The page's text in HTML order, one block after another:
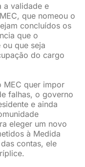
a validade e
que nomeou o
concluídos os
que o
que seja
do cargo
MEC quer impor
falhas, o governo
e ainda
eleger um novo
à Medida
contas, ele